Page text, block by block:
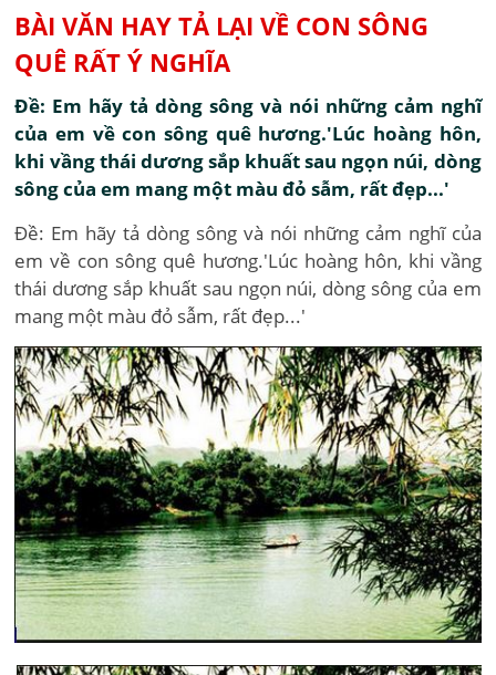
BÀI VĂN HAY TẢ LẠI VỀ CON SÔNG
QUÊ RẤT Ý NGHĨA
Đề: Em hãy tả dòng sông và nói những cảm nghĩ
của em về con sông quê hương.'Lúc hoàng hôn,
khi vầng thái dương sắp khuất sau ngọn núi, dòng
sông của em mang một màu đỏ sẫm, rất đẹp...'
Đề: Em hãy tả dòng sông và nói những cảm nghĩ của
em về con sông quê hương.'Lúc hoàng hôn, khi vầng
thái dương sắp khuất sau ngọn núi, dòng sông của em
mang một màu đỏ sẫm, rất đẹp...'